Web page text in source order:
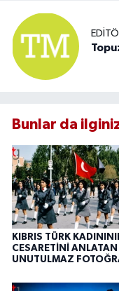
Bunlar da
KIBRIS TÜRK
CESARETİNİ ANLATAN
UNUTULMAZ